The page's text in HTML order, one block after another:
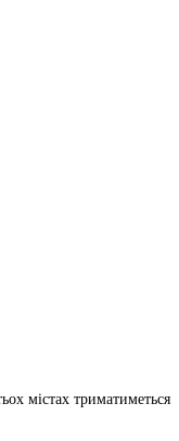
містах триматиметься